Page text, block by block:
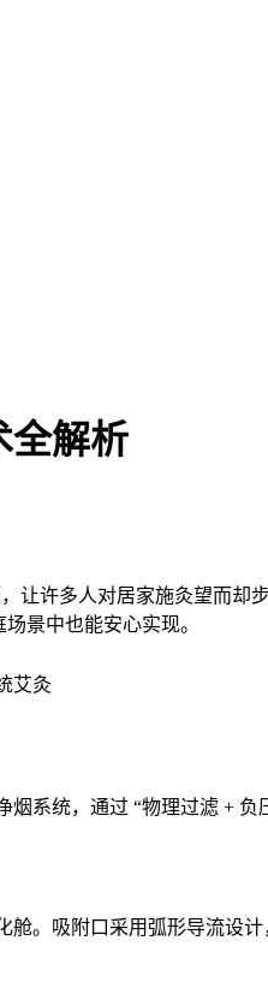
全解析
让许多人对居家施灸望而却
景中也能安心实现。
系统，通过 “物理过滤 + 负
。吸附口采用弧形导流设